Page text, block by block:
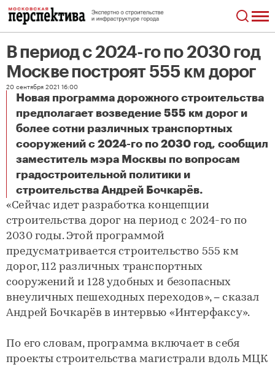
В период с 2024-го по 2030 год
Москве построят 555 км дорог
20 сентября 2021 16:00
Новая программа дорожного строительства
предполагает возведение 555 км дорог и
более сотни различных транспортных
сооружений с 2024-го по 2030 год, сообщил
заместитель мэра Москвы по вопросам
градостроительной политики и
строительства Андрей Бочкарёв.
«Сейчас идет разработка концепции
строительства дорог на период с 2024-го по
2030 годы. Этой программой
предусматривается строительство 555 км
дорог, 112 различных транспортных
сооружений и 128 удобных и безопасных
внеуличных пешеходных переходов», − сказал
Андрей Бочкарёв в интервью «Интерфаксу».
По его словам, программа включает в себя
проекты строительства магистрали вдоль МЦК